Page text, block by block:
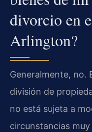
divorcio en
Arlington?
Generalmente, no.
división de
no está sujeta a
circunstancias